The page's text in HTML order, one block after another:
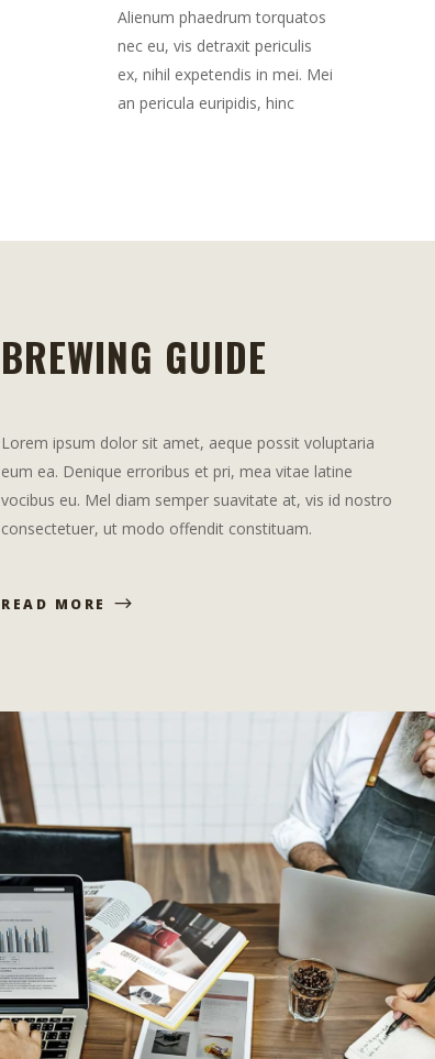
Alienum phaedrum torquatos
nec eu, vis detraxit periculis
ex, nihil expetendis in mei. Mei
an pericula euripidis, hinc
BREWING GUIDE
Lorem ipsum dolor sit amet, aeque possit voluptaria
eum ea. Denique erroribus et pri, mea vitae latine
vocibus eu. Mel diam semper suavitate at, vis id nostro
consectetuer, ut modo offendit constituam.
READ MORE